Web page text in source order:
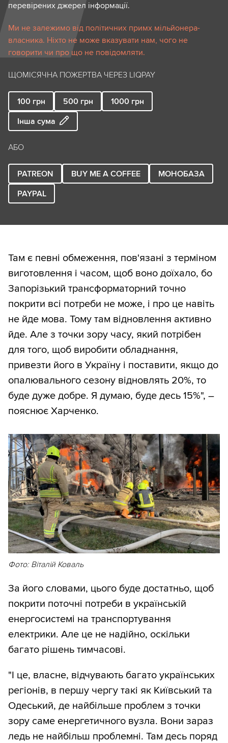
перевірених джерел інформації.
Ми не залежимо від політичних примх мільйонера-
власника. Ніхто не може вказувати нам, чого не
говорити чи про що не повідомляти.
ЩОМІСЯЧНА ПОЖЕРТВА ЧЕРЕЗ LIQPAY
100 грн 500 грн 1000 грн
Інша сума
АБО
PATREON BUY ME A COFFEE
МОНОБАЗА
PAYPAL
Там є певні обмеження, пов'язані з терміном
виготовлення і часом, щоб воно доїхало, бо
Запорізький трансформаторний точно
покрити всі потреби не може, і про це навіть
не йде мова. Тому там відновлення активно
йде. Але з точки зору часу, який потрібен
для того, щоб виробити обладнання,
привезти його в Україну і поставити, якщо до
опалювального сезону відновлять 20%, то
буде дуже добре. Я думаю, буде десь 15%", –
пояснює Харченко.
Фото: Віталій Коваль
За його словами, цього буде достатньо, щоб
покрити поточні потреби в українській
енергосистемі на транспортування
електрики. Але це не надійно, оскільки
багато рішень тимчасові.
"І це, власне, відчувають багато українських
регіонів, в першу чергу такі як Київський та
Одеський, де найбільше проблем з точки
зору саме енергетичного вузла. Вони зараз
ледь не найбільш проблемні. Там десь поряд